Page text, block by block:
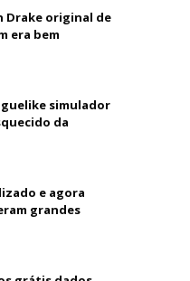
Drake original de
era bem
simulador
da
e agora
grandes